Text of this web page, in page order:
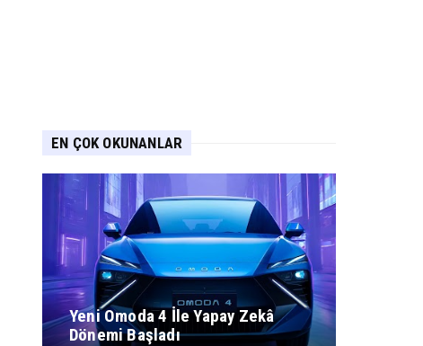
EN ÇOK OKUNANLAR
Yeni Omoda 4 İle Yapay Zekâ
Dönemi Başladı